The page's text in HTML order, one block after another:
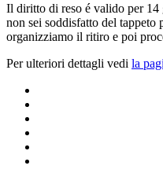
Il diritto di reso é valido per 14
non sei soddisfatto del tappeto
organizziamo il ritiro e poi
Per ulteriori dettagli vedi la